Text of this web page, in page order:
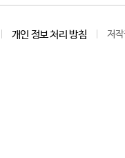
개인 정보 처리 방침 저